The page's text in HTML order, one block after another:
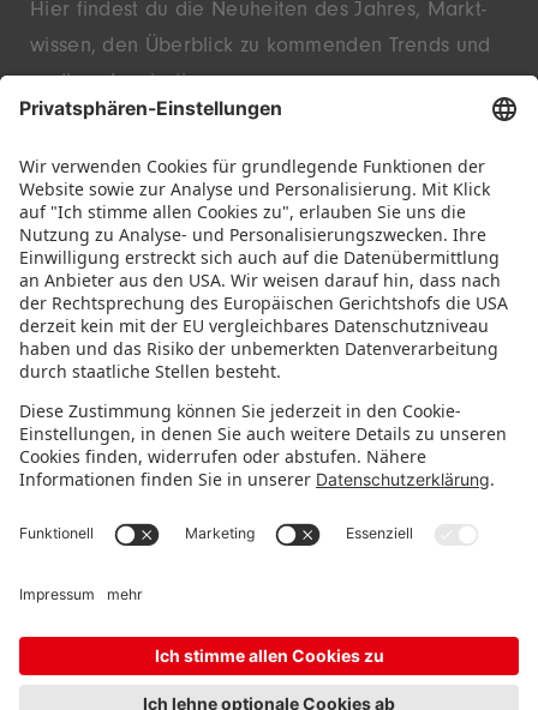
Hier findest du die Neu­heiten des Jahres, Markt­
wissen, den Überblick zu kommenden Trends und
Entdecke innovative Startups und bekannte
Marken – live in Nürnberg.
FOLGE UNS!
IMMER INFORMIERT BLEIBEN
Messeveranstalter FAQ
Karriere Kontakt